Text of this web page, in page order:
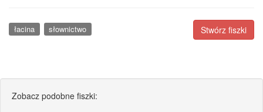
Stwórz fiszki
łacina słownictwo
Zobacz podobne fiszki: